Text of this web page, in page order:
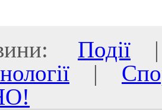
Події
|